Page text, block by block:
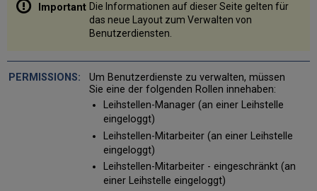
Zugriff
Benutzerdienste
verwalten
Layout
Benutzerdienste
verwalten
Linker
Fensterbereich:
Die Informationen auf dieser Seite gelten für
das neue Layout zum Verwalten von
Benutzerdiensten.
Um Benutzerdienste zu verwalten, müssen
Sie eine der folgenden Rollen innehaben:
Leihstellen-Manager (an einer Leihstelle
eingeloggt)
Leihstellen-Mitarbeiter (an einer Leihstelle
eingeloggt)
Leihstellen-Mitarbeiter - eingeschränkt (an
einer Leihstelle eingeloggt)